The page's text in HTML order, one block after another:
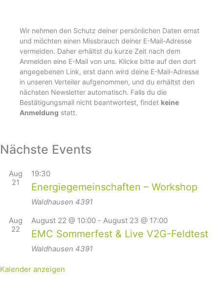
Wir nehmen den Schutz deiner persönlichen Daten ernst
und möchten einen Missbrauch deiner E-Mail-Adresse
vermeiden. Daher erhältst du kurze Zeit nach dem
Anmelden eine E-Mail von uns. Klicke bitte auf den dort
angegebenen Link, erst dann wird deine E-Mail-Adresse
in unseren Verteiler aufgenommen, und du erhältst den
nächsten Newsletter automatisch. Falls du die
Bestätigungsmail nicht beantwortest, findet keine
Anmeldung statt.
Nächste Events
Aug
21
19:30
Energiegemeinschaften – Workshop
Waldhausen 4391
Aug
22
August 22 @ 10:00 - August 23 @ 17:00
EMC Sommerfest & Live V2G-Feldtest
Waldhausen 4391
Kalender anzeigen